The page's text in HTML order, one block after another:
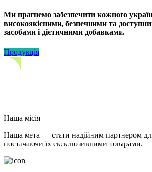
Ми прагнемо забезпечити кожного
високоякісними, безпечними та
засобами і дієтичними добавками.
Продукція
Наша місія
Наша мета — стати надійним партнером
постачаючи їх ексклюзивними товарами.